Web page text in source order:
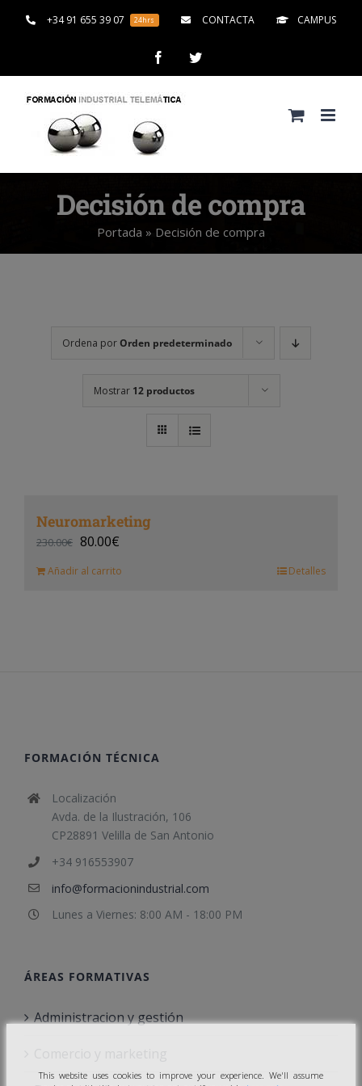
+34 91 655 39 07 24hrs CONTACTA CAMPUS
FacebookTwitter
Decisión de compra
Portada » Decisión de compra
Ordena porOrden predeterminado
Mostrar 12 productos
Neuromarketing
230.00€ 80.00€
Añadir al carrito Detalles
FORMACIÓN TÉCNICA
Localización
Avda. de la Ilustración, 106
CP28891 Velilla de San Antonio
+34 916553907
info@formacionindustrial.com
Lunes a Viernes: 8:00 AM - 18:00 PM
ÁREAS FORMATIVAS
Administracion y gestión
This website uses cookies to improve your experience. We'll assume